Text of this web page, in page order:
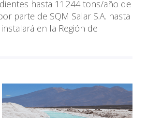
hasta 11.244 tons/año de
parte de SQM Salar S.A. hasta
en la Región de